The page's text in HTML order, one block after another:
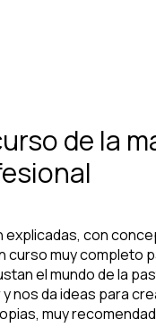
de la
explicadas, con
curso muy completo
el mundo de la
nos da ideas para
muy